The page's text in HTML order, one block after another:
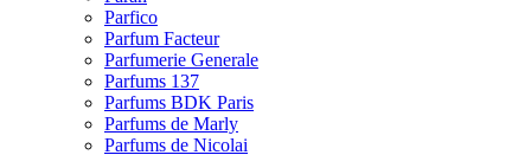
Parfico
Parfum Facteur
Parfumerie Generale
Parfums 137
Parfums BDK Paris
Parfums de Marly
Parfums de Nicolai